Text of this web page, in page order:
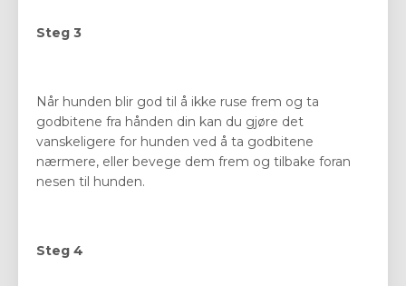
Steg 3
Når hunden blir god til å ikke ruse frem og ta
godbitene fra hånden din kan du gjøre det
vanskeligere for hunden ved å ta godbitene
nærmere, eller bevege dem frem og tilbake foran
nesen til hunden.
Steg 4